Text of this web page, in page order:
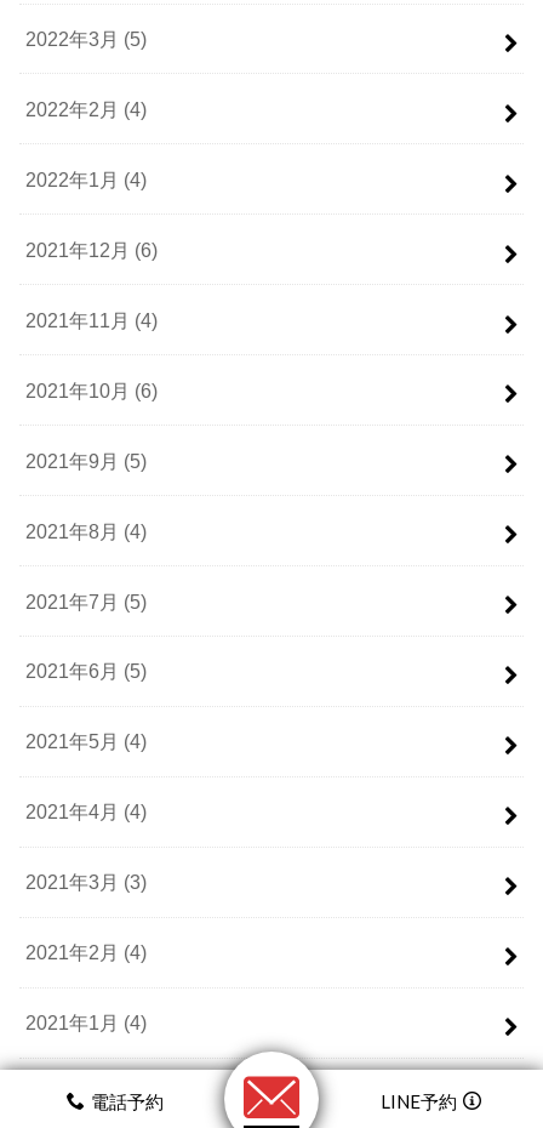
電話予約 LINE予約
2022年3月 (5)
2022年2月 (4)
2022年1月 (4)
2021年12月 (6)
2021年11月 (4)
2021年10月 (6)
2021年9月 (5)
2021年8月 (4)
2021年7月 (5)
2021年6月 (5)
2021年5月 (4)
2021年4月 (4)
2021年3月 (3)
2021年2月 (4)
2021年1月 (4)
2020年12月 (7)